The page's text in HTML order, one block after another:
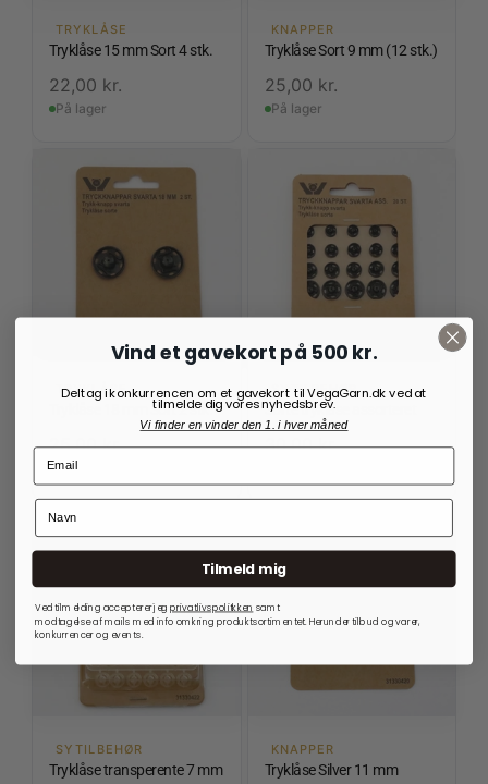
TRYKLÅSE
Tryklåse 15 mm Sort 4 stk.
22,00 kr.
På lager
KNAPPER
Tryklåse Sort 9 mm (12 stk.)
25,00 kr.
På lager
TRYKLÅSE
Tryklåse 18 mm Sort 2 stk.
25,00kr.
På lager
SYTILBEHØR
Sorte tryklåse assorteret
30,00kr.
SYTILBEHØR
Tryklåse transperente 7 mm
KNAPPER
Tryklåse Silver 11 mm
Vind et gavekort på 500 kr.
Deltag i konkurrencen om et gavekort til VegaGarn.dk ved at
tilmelde dig vores nyhedsbrev.
Vi finder en vinder den 1. i hver måned
Tilmeld mig
Ved tilmelding accepterer jegprivatlivspolitkken samt
modtagelse af mails med info omkring produktsortimentet. Herunder tilbud og varer,
konkurrencer og events.